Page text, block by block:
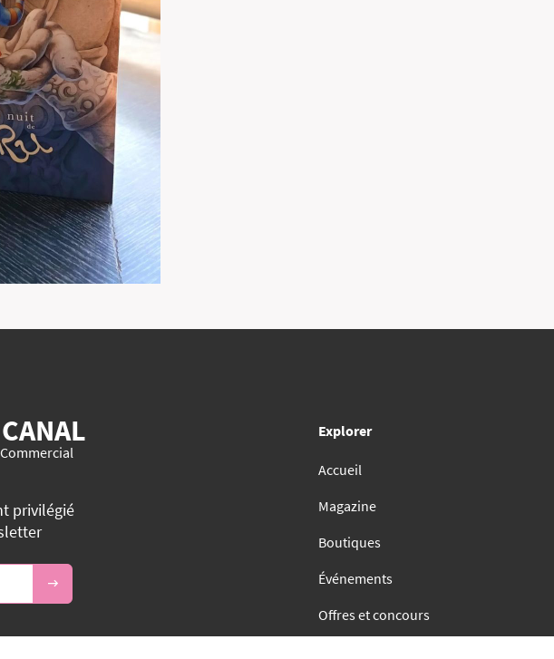
privilégié
Explorer
Accueil
Magazine
Boutiques
Événements
Offres et concours